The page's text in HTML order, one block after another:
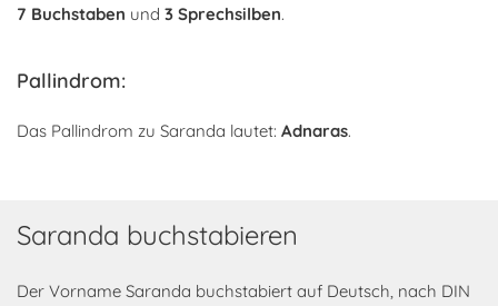
7 Buchstaben und 3 Sprechsilben.
Pallindrom:
Das Pallindrom zu Saranda lautet: Adnaras.
Saranda buchstabieren
Der Vorname Saranda buchstabiert auf Deutsch, nach DIN